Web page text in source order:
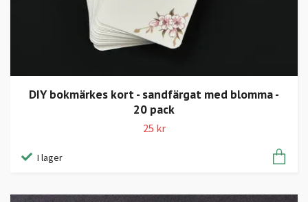
DIY bokmärkes kort - sandfärgat med blomma -
20 pack
25 kr
I lager